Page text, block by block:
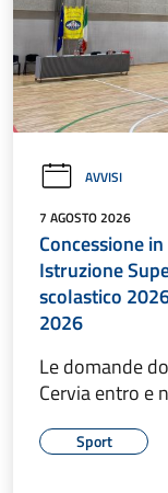
AVVISI
7 AGOSTO 2026
Concessione
Istruzione
scolastico
2026
Le domande
Cervia entro e
Sport